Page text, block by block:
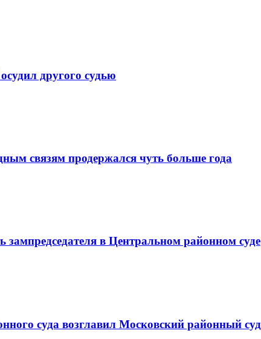
другого судью
связям продержался чуть больше года
зампредседателя в Центральном районном суде
суда возглавил Московский районный суд